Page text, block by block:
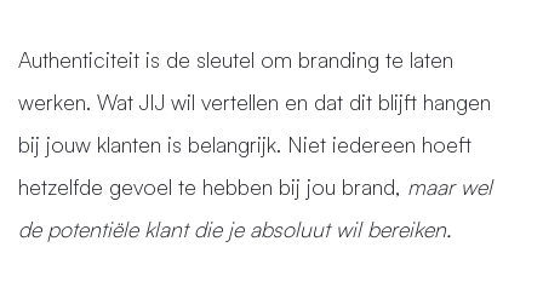
Authenticiteit is de sleutel om branding te laten
werken. Wat JIJ wil vertellen en dat dit blijft hangen
bij jouw klanten is belangrijk. Niet iedereen hoeft
hetzelfde gevoel te hebben bij jou brand, maar wel
de potentiële klant die je absoluut wil bereiken.